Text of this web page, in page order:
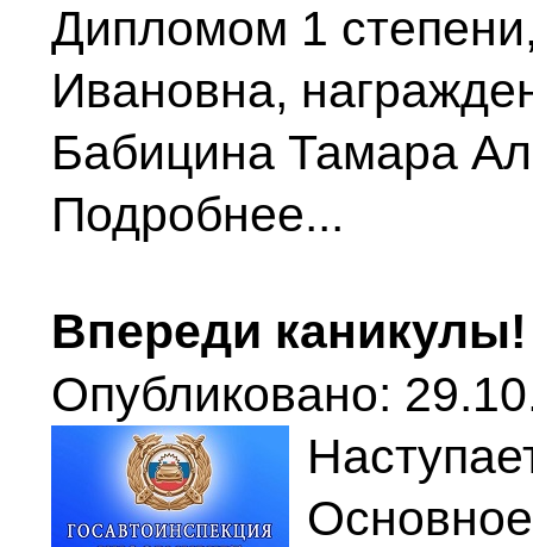
Дипломом 1
Ивановна,
Бабицина Тамара
Подробнее...
Впереди каникулы!
Опубликовано: